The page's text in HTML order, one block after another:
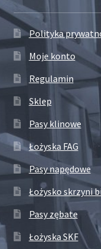
Polityka
Moje konto
Regulamin
Sklep
Pasy klinowe
Łożyska FAG
Pasy napędowe
Łożysko skrzyni
Pasy zębate
Łożyska SKF